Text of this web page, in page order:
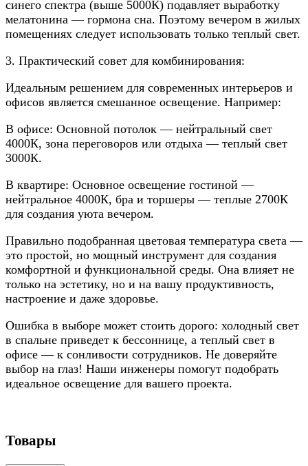
синего спектра (выше 5000К) подавляет выработку
мелатонина — гормона сна. Поэтому вечером в жилых
помещениях следует использовать только теплый свет.
3. Практический совет для комбинирования:
Идеальным решением для современных интерьеров и
офисов является смешанное освещение. Например:
В офисе: Основной потолок — нейтральный свет
4000К, зона переговоров или отдыха — теплый свет
3000К.
В квартире: Основное освещение гостиной —
нейтральное 4000К, бра и торшеры — теплые 2700К
для создания уюта вечером.
Правильно подобранная цветовая температура света —
это простой, но мощный инструмент для создания
комфортной и функциональной среды. Она влияет не
только на эстетику, но и на вашу продуктивность,
настроение и даже здоровье.
Ошибка в выборе может стоить дорого: холодный свет
в спальне приведет к бессоннице, а теплый свет в
офисе — к сонливости сотрудников. Не доверяйте
выбор на глаз! Наши инженеры помогут подобрать
идеальное освещение для вашего проекта.
Товары